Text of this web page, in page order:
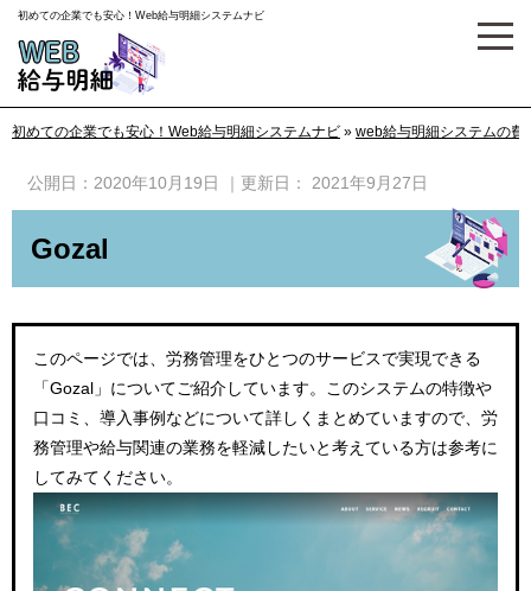
初めての企業でも安心！Web給与明細システムナビ
初めての企業でも安心！Web給与明細システムナビ » web給与明細システムの費
公開日： 2020年10月19日 ｜更新日： 2021年9月27日
Gozal
このページでは、労務管理をひとつのサービスで実現できる
「Gozal」についてご紹介しています。このシステムの特徴や
口コミ、導入事例などについて詳しくまとめていますので、労
務管理や給与関連の業務を軽減したいと考えている方は参考に
してみてください。